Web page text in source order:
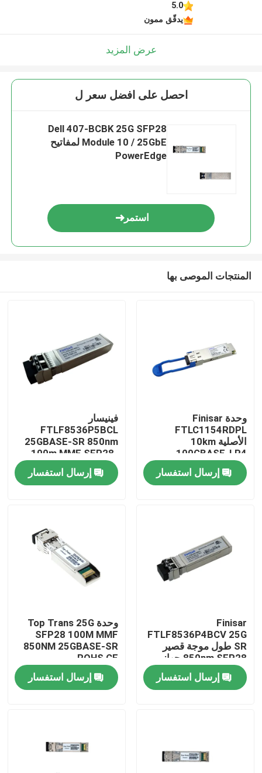
مسكن
منتجات
جولة في المعمل
اتصل بنا
أخبار
منتجات إنفيديا الذكاء الاصطناعي
5.0
يدقّق ممون
عرض المزيد
احصل على افضل سعر ل
Dell 407-BCBK 25G SFP28
Module 10 / 25GbE لمفاتيح
PowerEdge
استمر
المنتجات الموصى بها
وحدة Finisar
FTLC1154RDPL
الأصلية 10km
100GBASE-LR4
QSFP28 SMF
Transceiver Optical
إرسال استفسار
فينيسار
FTLF8536P5BCL
25GBASE-SR 850nm
100m MMF SFP28-
25G-SR وحدة المرسل
البصريإرسال استفسار
Finisar
FTLF8536P4BCV 25G
SR طول موجة قصير
850nm SFP28 جهاز
استقبال بصري
إرسال استفسار
وحدة Top Trans 25G
SFP28 100M MMF
850NM 25GBASE-SR
ROHS CE
إرسال استفسار